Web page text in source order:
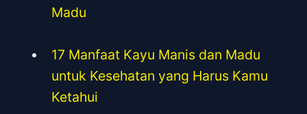
Madu
17 Manfaat Kayu Manis dan Madu
untuk Kesehatan yang Harus Kamu
Ketahui